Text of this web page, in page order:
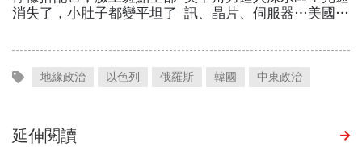
地緣政治 以色列 俄羅斯 韓國 中東政治
延伸閱讀